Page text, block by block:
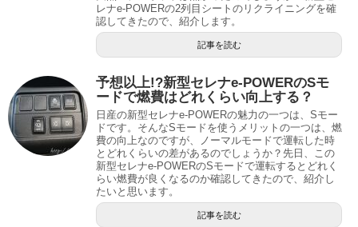
レナe-POWERの2列目シートのリクライニングを確
認してきたので、紹介します。
記事を読む
予想以上!?新型セレナe-POWERのSモ
ードで燃費はどれくらい向上する？
日産の新型セレナe-POWERの魅力の一つは、Sモー
ドです。そんなSモードを使うメリットの一つは、燃
費の向上なのですが、ノーマルモードで運転した時
とどれくらいの差があるのでしょうか？先日、この
新型セレナe-POWERのSモードで運転するとどれく
らい燃費が良くなるのか確認してきたので、紹介し
たいと思います。
記事を読む